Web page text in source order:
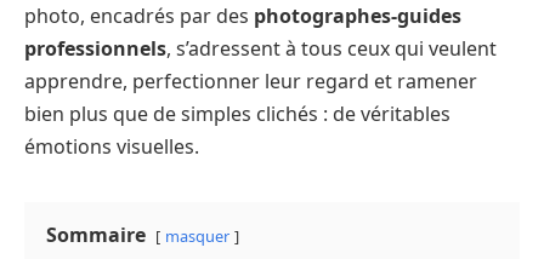
photo, encadrés par des photographes-guides
professionnels, s’adressent à tous ceux qui veulent
apprendre, perfectionner leur regard et ramener
bien plus que de simples clichés : de véritables
émotions visuelles.
Sommaire masquer